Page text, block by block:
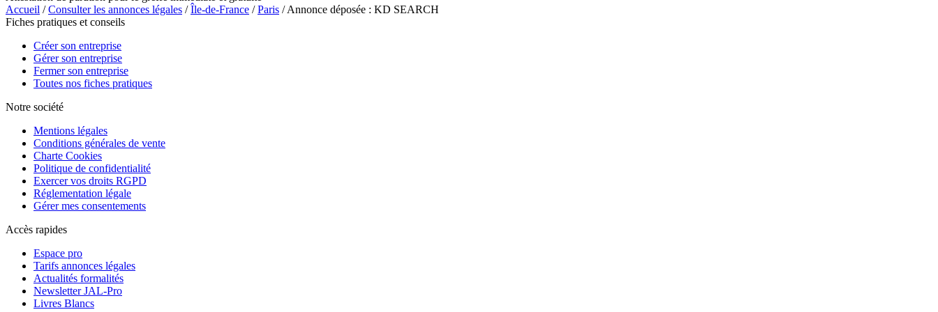
Accueil /Consulter les annonces légales /Île-de-France /Paris / Annonce déposée : KD SEARCH
Fiches pratiques et conseils
Créer son entreprise
Gérer son entreprise
Fermer son entreprise
Toutes nos fiches pratiques
Notre société
Mentions légales
Conditions générales de vente
Charte Cookies
Politique de confidentialité
Exercer vos droits RGPD
Réglementation légale
Gérer mes consentements
Accès rapides
Espace pro
Tarifs annonces légales
Actualités formalités
Newsletter JAL-Pro
Livres Blancs